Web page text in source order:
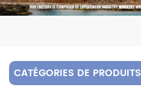
CATÉGORIES DE PRODUITS